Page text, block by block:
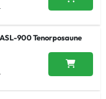
900 Tenorposaune